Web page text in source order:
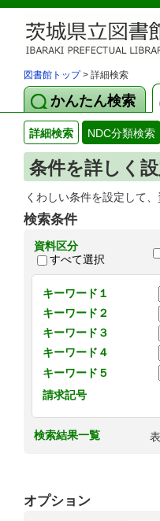
図書館トップ> 詳細検索
かんたん検索
詳細検索 NDC分類検索
条件を詳しく
くわしい条件を設定して
検索条件
資料区分
すべて選択
キーワード１
キーワード２
キーワード３
キーワード４
キーワード５
請求記号
検索結果一覧
オプション